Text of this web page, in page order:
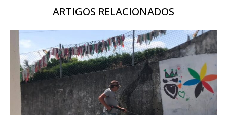
12 meses
Acesso ao conteúdo online
Acesso aos conteúdos Exclusivos para
assinantes
Ofertas para assinatura anual
ARTIGOS RELACIONADOS